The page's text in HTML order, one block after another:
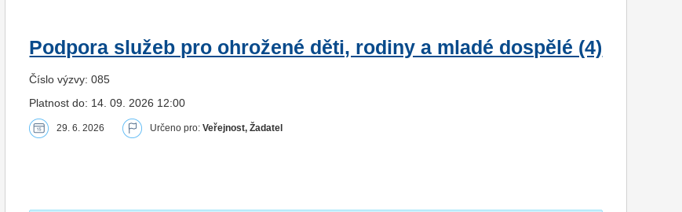
Podpora služeb pro ohrožené děti, rodiny a mladé dospělé (4)
Číslo výzvy: 085
Platnost do: 14. 09. 2026 12:00
29. 6. 2026 Určeno pro:Veřejnost, Žadatel